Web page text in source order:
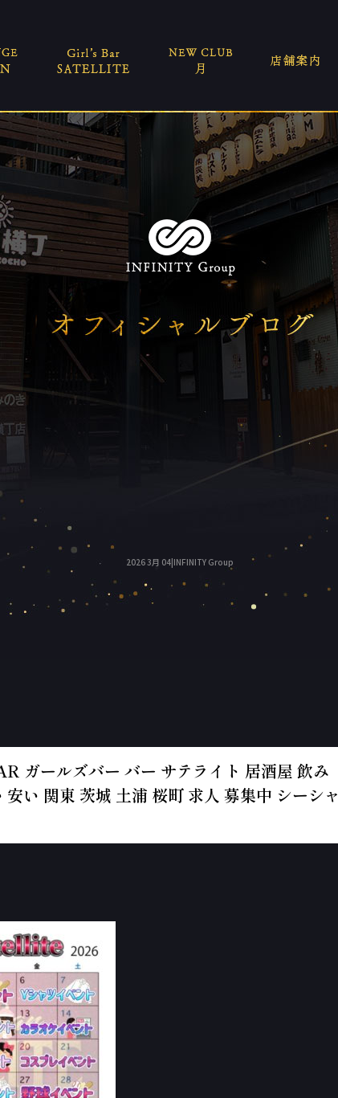
2026 3月 04|INFINITY Group
ガールズバー バー サテライト 居酒屋 飲み
い 関東 茨城 土浦 桜町 求人 募集中 シーシャ